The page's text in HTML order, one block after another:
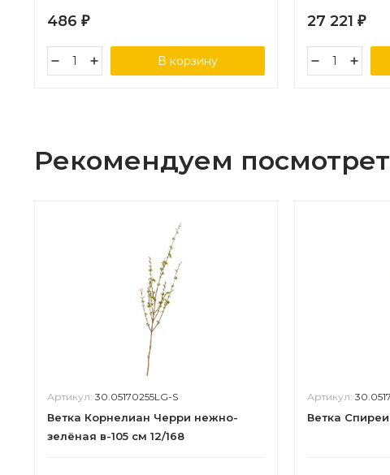
486 ₽
В корзину
27 221 ₽
Рекомендуем
Артикул: 30.05170255LG-S
Ветка Корнелиан Черри нежно-
зелёная в-105 см 12/168
Артикул:
Ветка